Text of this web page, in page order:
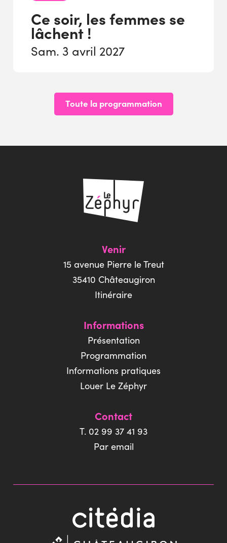
Ce soir, les femmes se
lâchent !
Sam. 3 avril 2027
Toute la programmation
Venir
15 avenue Pierre le Treut
35410 Châteaugiron
Itinéraire
Informations
Présentation
Programmation
Informations pratiques
Louer Le Zéphyr
Contact
T. 02 99 37 41 93
Par email